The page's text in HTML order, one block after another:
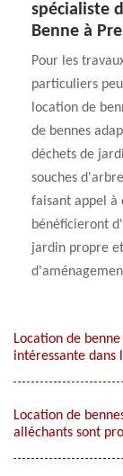
spécialiste
Benne à
Pour les
particuliers
location de
de bennes
déchets de
souches
faisant appel à
bénéficieront
jardin propre
Location de
intéressante dans
Location de
alléchants sont